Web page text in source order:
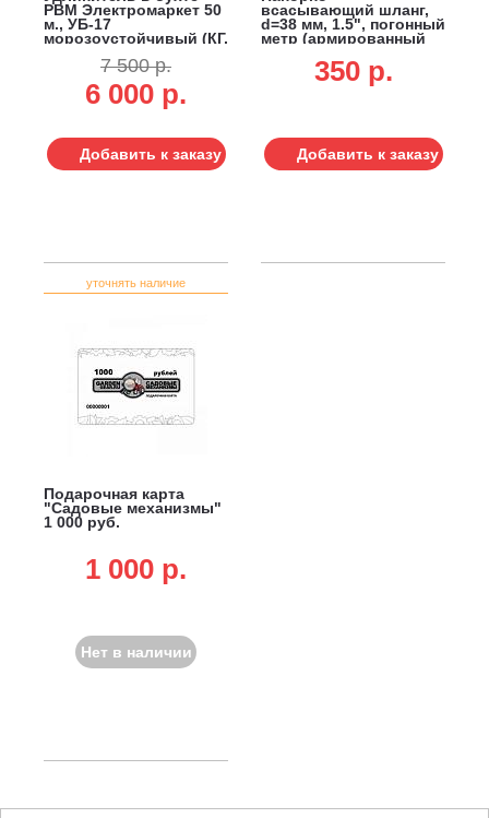
РВМ Электромаркет 50
м., УБ-17
морозоустойчивый (КГ,
7 500 р.
6 000 р.
Добавить к заказу
всасывающий шланг,
d=38 мм, 1.5", погонный
метр (армированный
350 p.
Добавить к заказу
уточнять наличие
Подарочная карта
"Садовые механизмы"
1 000 руб.
1 000 p.
Нет в наличии